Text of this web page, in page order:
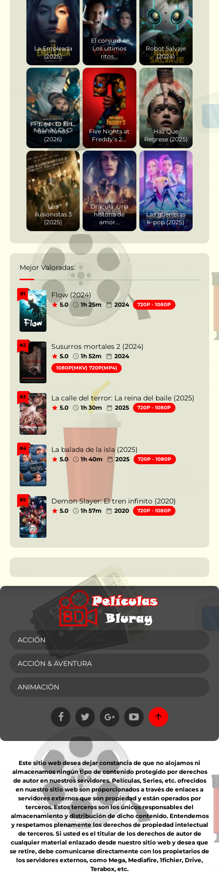
La Empleada
(2025)
El conjuro 4:
Los ultimos
ritos...
Robot Salvaje
(2024)
Proyecto Fin
del Mundo
(2026)
Five Nights at
Freddy’s 2...
Haz Que
Regrese (2025)
Los
ilusionistas 3
(2025)
Drácula: Una
historia de
amor...
Las guerreras
k-pop (2025)
Mejor Valoradas:
#1 Flow (2024)
5.0 1h 25m 2024 720P - 1080P
#2 Susurros mortales 2 (2024)
5.0 1h 52m 2024
1080P(MKV) 720P(MP4)
#3 La calle del terror: La reina del baile (2025)
5.0 1h 30m 2025 720P - 1080P
#4 La balada de la isla (2025)
5.0 1h 40m 2025 720P - 1080P
#5 Demon Slayer: El tren infinito (2020)
5.0 1h 57m 2020 720P - 1080P
ACCIÓN
ACCIÓN & AVENTURA
ANIMACIÓN
Este sitio web desea dejar constancia de que no alojamos ni
almacenamos ningún tipo de contenido protegido por derechos
de autor en nuestros servidores. Películas, Series, etc. ofrecidos
en nuestro sitio web son proporcionados a través de enlaces a
servidores externos que son propiedad y están operados por
terceros. Estos terceros son los únicos responsables del
almacenamiento y distribución de dicho contenido. Entendemos
y respetamos plenamente los derechos de propiedad intelectual
de terceros. Si usted es el titular de los derechos de autor de
cualquier material enlazado desde nuestro sitio web y desea que
se retire, debe comunicarse directamente con los propietarios de
los servidores externos, como Mega, Mediafire, 1fichier, Drive,
Terabox, etc.